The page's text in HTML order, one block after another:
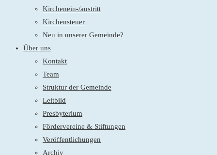
Kirchenein-/austritt
Kirchensteuer
Neu in unserer Gemeinde?
Über uns
Kontakt
Team
Struktur der Gemeinde
Leitbild
Presbyterium
Fördervereine & Stiftungen
Veröffentlichungen
Archiv